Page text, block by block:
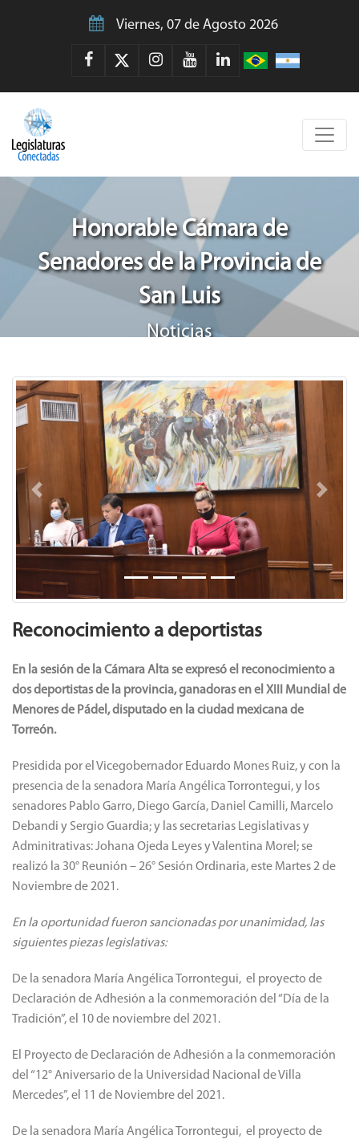
Viernes, 07 de Agosto 2026
Honorable Cámara de
Senadores de la Provincia de
San Luis
Noticias
Previous Next
Reconocimiento a deportistas
En la sesión de la Cámara Alta se expresó el reconocimiento a
dos deportistas de la provincia, ganadoras en el XIII Mundial de
Menores de Pádel, disputado en la ciudad mexicana de
Torreón.
Presidida por el Vicegobernador Eduardo Mones Ruiz, y con la
presencia de la senadora María Angélica Torrontegui, y los
senadores Pablo Garro, Diego García, Daniel Camilli, Marcelo
Debandi y Sergio Guardia; y las secretarias Legislativas y
Adminitrativas: Johana Ojeda Leyes y Valentina Morel; se
realizó la 30° Reunión – 26° Sesión Ordinaria, este Martes 2 de
Noviembre de 2021.
En la oportunidad fueron sancionadas por unanimidad, las
siguientes piezas legislativas:
De la senadora María Angélica Torrontegui, el proyecto de
Declaración de Adhesión a la conmemoración del “Día de la
Tradición”, el 10 de noviembre del 2021.
El Proyecto de Declaración de Adhesión a la conmemoración
del “12° Aniversario de la Universidad Nacional de Villa
Mercedes”, el 11 de Noviembre del 2021.
De la senadora María Angélica Torrontegui, el proyecto de